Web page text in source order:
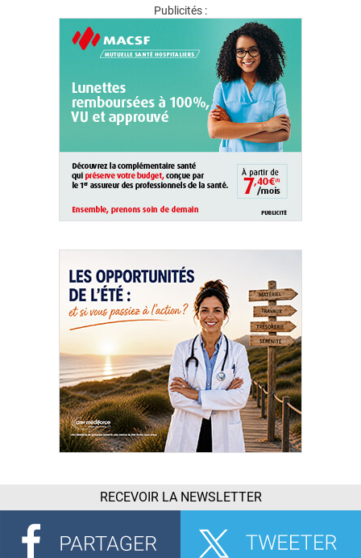
Publicités :
RECEVOIR LA NEWSLETTER